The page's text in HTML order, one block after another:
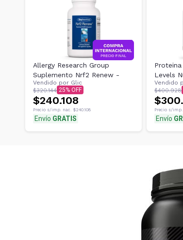
Allergy Research Group
Suplemento Nrf2 Renew -
Vendido por Glic
$320.144 25
$240.108
Precio s/imp. nac. $240.108
Envío GRATIS
Levels
Vendido
$400.928
Precio s/
Envío